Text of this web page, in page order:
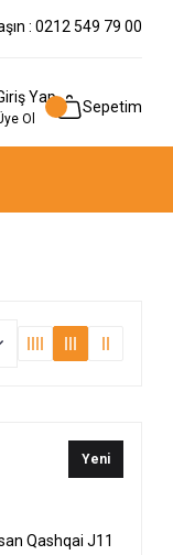
: 0212 549 79 00
Yap
Ol
Sepetim
Yeni
Qashqai J11